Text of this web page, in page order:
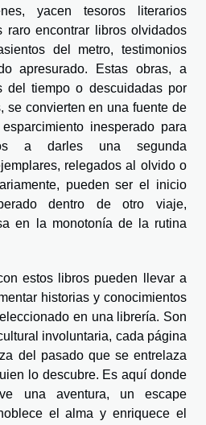
yacen tesoros literarios
raro encontrar libros olvidados
del metro, testimonios
apresurado. Estas obras, a
del tiempo o descuidadas por
se convierten en una fuente de
inesperado para
a darles una segunda
relegados al olvido o
pueden ser el inicio
dentro de otro viaje,
en la monotonía de la rutina
estos libros pueden llevar a
historias y conocimientos
en una librería. Son
involuntaria, cada página
del pasado que se entrelaza
lo descubre. Es aquí donde
una aventura, un escape
el alma y enriquece el